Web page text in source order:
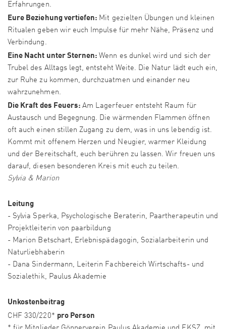
Erfahrungen.
Eure Beziehung vertiefen: Mit gezielten Übungen und kleinen
Ritualen geben wir euch Impulse für mehr Nähe, Präsenz und
Verbindung.
Eine Nacht unter Sternen:Wenn es dunkel wird und sich der
Trubel des Alltags legt, entsteht Weite. Die Natur lädt euch ein,
zur Ruhe zu kommen, durchzuatmen und einander neu
wahrzunehmen.
Die Kraft des Feuers:Am Lagerfeuer entsteht Raum für
Austausch und Begegnung. Die wärmenden Flammen öffnen
oft auch einen stillen Zugang zu dem, was in uns lebendig ist.
Kommt mit offenem Herzen und Neugier, warmer Kleidung
und der Bereitschaft, euch berühren zu lassen. Wir freuen uns
darauf, diesen besonderen Kreis mit euch zu teilen.
Sylvia & Marion
Leitung
- Sylvia Sperka, Psychologische Beraterin, Paartherapeutin und
Projektleiterin von paarbildung
- Marion Betschart, Erlebnispädagogin, Sozialarbeiterin und
Naturliebhaberin
- Dana Sindermann, Leiterin Fachbereich Wirtschafts- und
Sozialethik, Paulus Akademie
Unkostenbeitrag
CHF 330/220* pro Person